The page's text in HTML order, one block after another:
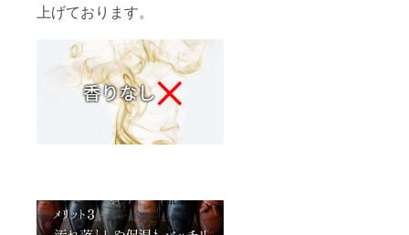
上げております。